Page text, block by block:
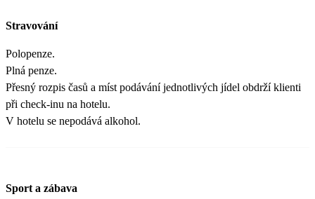
Stravování
Polopenze.
Plná penze.
Přesný rozpis časů a míst podávání jednotlivých jídel obdrží klienti
při check-inu na hotelu.
V hotelu se nepodává alkohol.
Sport a zábava